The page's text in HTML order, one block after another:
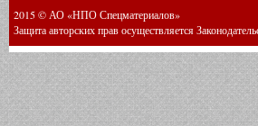
2015 © АО «НПО Спецматериалов»
Защита авторских прав осуществляется